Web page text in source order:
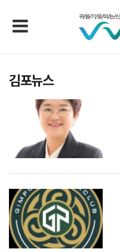
김포뉴스